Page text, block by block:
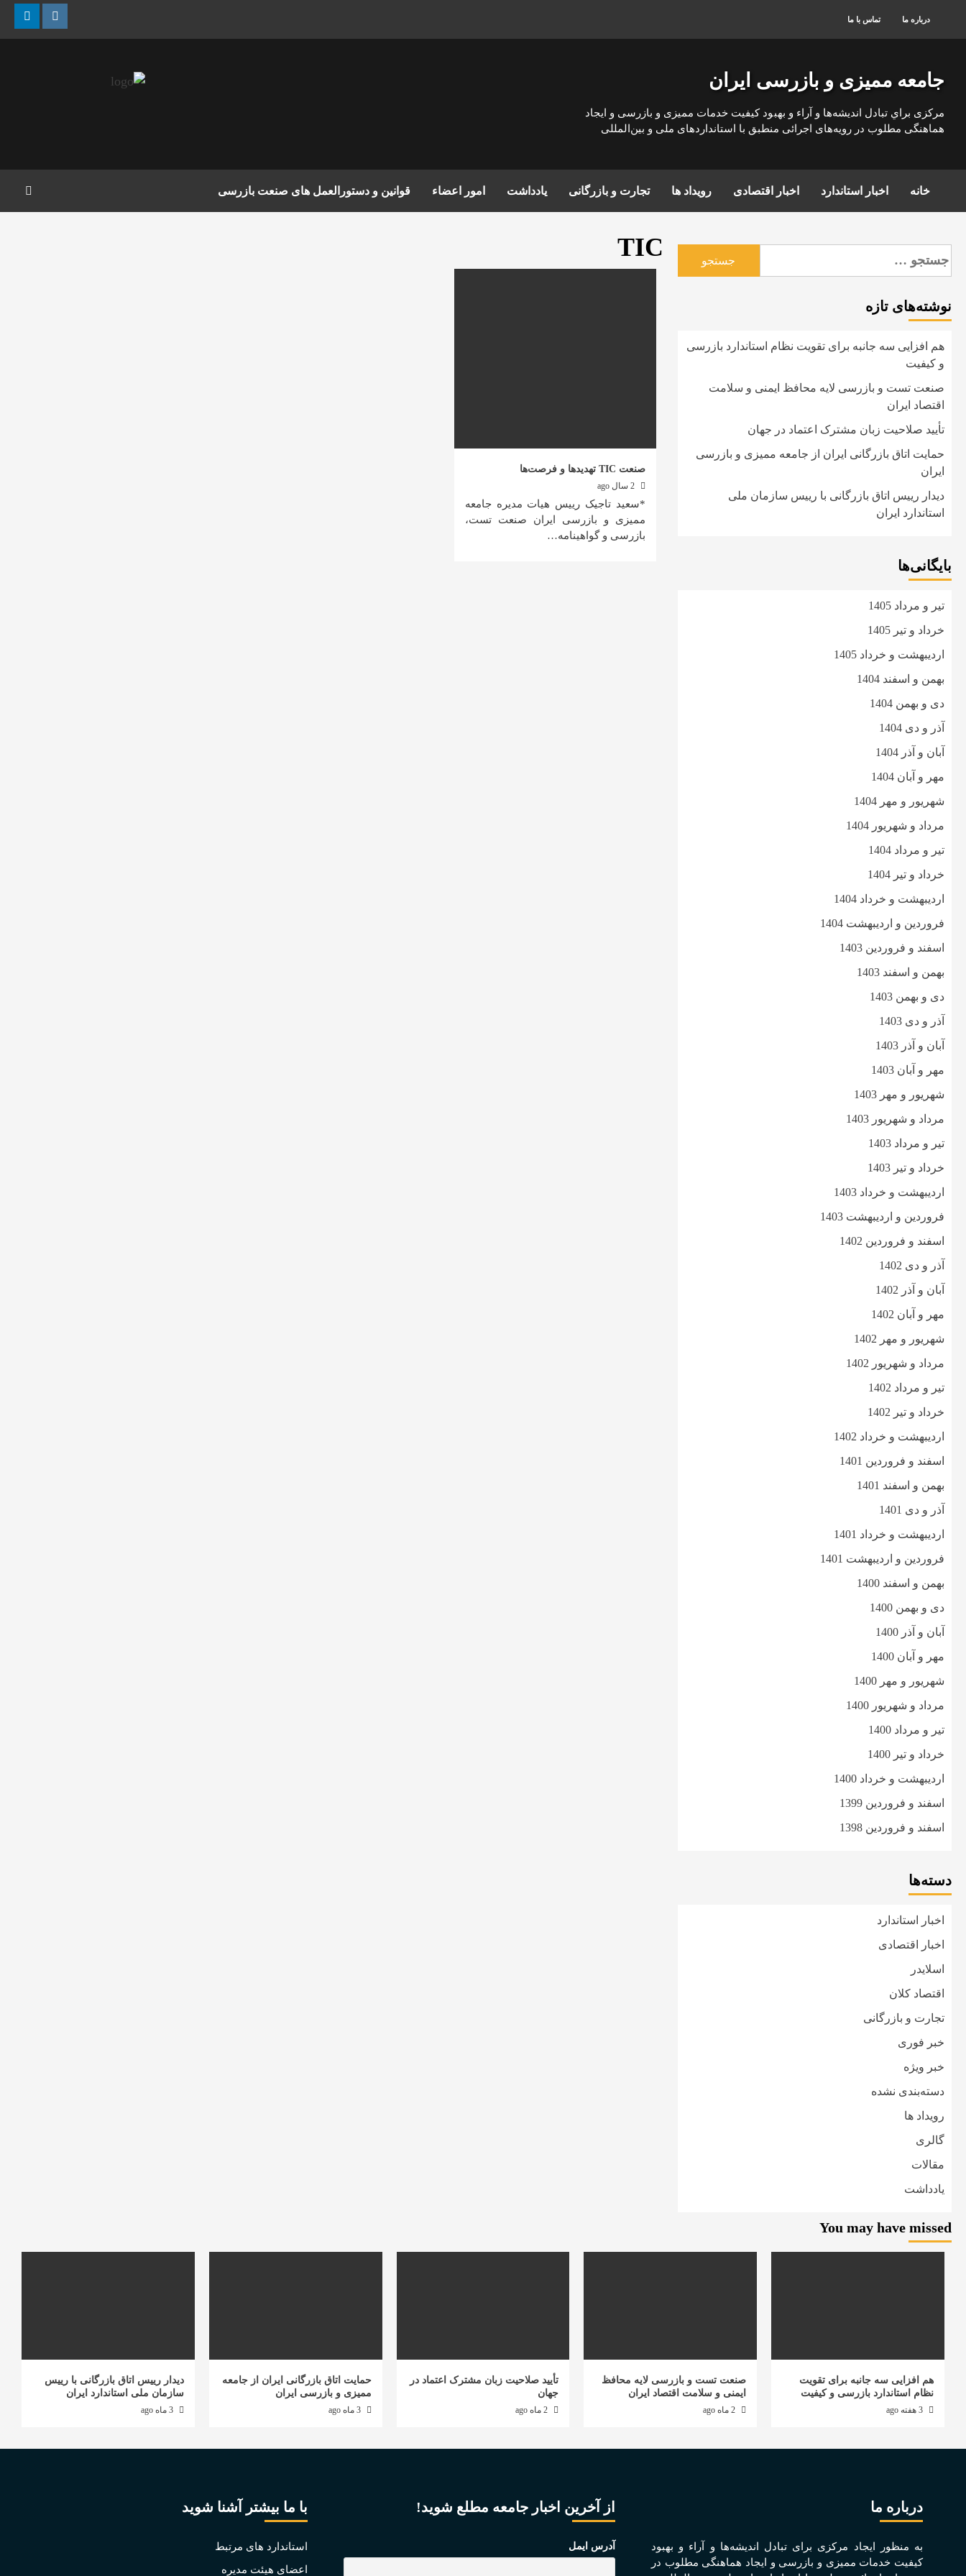
درباره ما تماس با ما Instagram
جامعه ممیزی و بازرسی ایران
مركزی براي تبادل انديشه‌ها و آراء و بهبود كيفيت خدمات مميزی و بازرسی و ايجاد
هماهنگی مطلوب در رويه‌های اجرائی منطبق با استانداردهای ملی و بين‌المللی
خانه اخبار استاندارد اخبار اقتصادی رویداد ها تجارت و بازرگانی یادداشت امور اعضاء قوانین و دستورالعمل های صنعت بازرسی
TIC
صنعت TIC تهدیدها و فرصت‌ها
2 سال ago
*سعید تاجیک رییس هیات مدیره جامعه
ممیزی و بازرسی ایران صنعت تست،
بازرسی و گواهینامه…
جستجو
برای:
نوشته‌های تازه
هم افزایی سه جانبه برای تقویت نظام استاندارد بازرسی
و کیفیت
صنعت تست و بازرسی لایه محافظ ایمنی و سلامت
اقتصاد ایران
تأیید صلاحیت زبان مشترک اعتماد در جهان
حمایت اتاق بازرگانی ایران از جامعه ممیزی و بازرسی
ایران
دیدار رییس اتاق بازرگانی با رییس سازمان ملی
استاندارد ایران
بایگانی‌ها
تیر و مرداد 1405
خرداد و تیر 1405
اردیبهشت و خرداد 1405
بهمن و اسفند 1404
دی و بهمن 1404
آذر و دی 1404
آبان و آذر 1404
مهر و آبان 1404
شهریور و مهر 1404
مرداد و شهریور 1404
تیر و مرداد 1404
خرداد و تیر 1404
اردیبهشت و خرداد 1404
فروردین و اردیبهشت 1404
اسفند و فروردین 1403
بهمن و اسفند 1403
دی و بهمن 1403
آذر و دی 1403
آبان و آذر 1403
مهر و آبان 1403
شهریور و مهر 1403
مرداد و شهریور 1403
تیر و مرداد 1403
خرداد و تیر 1403
اردیبهشت و خرداد 1403
فروردین و اردیبهشت 1403
اسفند و فروردین 1402
آذر و دی 1402
آبان و آذر 1402
مهر و آبان 1402
شهریور و مهر 1402
مرداد و شهریور 1402
تیر و مرداد 1402
خرداد و تیر 1402
اردیبهشت و خرداد 1402
اسفند و فروردین 1401
بهمن و اسفند 1401
آذر و دی 1401
اردیبهشت و خرداد 1401
فروردین و اردیبهشت 1401
بهمن و اسفند 1400
دی و بهمن 1400
آبان و آذر 1400
مهر و آبان 1400
شهریور و مهر 1400
مرداد و شهریور 1400
تیر و مرداد 1400
خرداد و تیر 1400
اردیبهشت و خرداد 1400
اسفند و فروردین 1399
اسفند و فروردین 1398
دسته‌ها
اخبار استاندارد
اخبار اقتصادی
اسلایدر
اقتصاد کلان
تجارت و بازرگانی
خبر فوری
خبر ویژه
دسته‌بندی نشده
رویداد ها
گالری
مقالات
یادداشت
You may have missed
هم افزایی سه جانبه برای تقویت
نظام استاندارد بازرسی و کیفیت
صنعت تست و بازرسی لایه محافظ
ایمنی و سلامت اقتصاد ایران
تأیید صلاحیت زبان مشترک اعتماد در
جهان
حمایت اتاق بازرگانی ایران از جامعه
ممیزی و بازرسی ایران
3 ماه ago
دیدار رییس اتاق بازرگانی با رییس
سازمان ملی استاندارد ایران
3 ماه ago
درباره ما
به منظور ايجاد مرکزی برای تبادل انديشه‌ها و آراء و بهبود
کيفيت خدمات مميزی و بازرسی و ايجاد هماهنگی مطلوب در
از آخرین اخبار جامعه مطلع شوید!
آدرس ایمل
با ما بیشتر آشنا شوید
استاندارد های مرتبط
اعضای هیئت مدیره